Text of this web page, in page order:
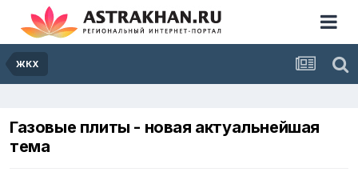
ЖКХ
Газовые плиты - новая актуальнейшая
тема